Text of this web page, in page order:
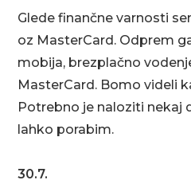
Glede finančne varnosti
oz MasterCard. Odprem
mobija, brezplačno
MasterCard. Bomo videli
Potrebno je naloziti nekaj
lahko porabim.
30.7.